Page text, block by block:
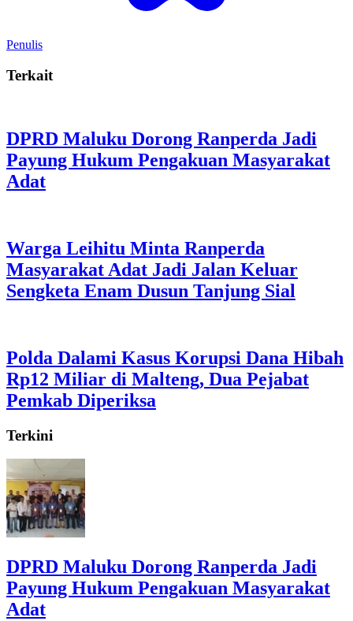
Penulis
Terkait
DPRD Maluku Dorong Ranperda Jadi
Payung Hukum Pengakuan Masyarakat
Adat
Warga Leihitu Minta Ranperda
Masyarakat Adat Jadi Jalan Keluar
Sengketa Enam Dusun Tanjung Sial
Polda Dalami Kasus Korupsi Dana Hibah
Rp12 Miliar di Malteng, Dua Pejabat
Pemkab Diperiksa
Terkini
DPRD Maluku Dorong Ranperda Jadi
Payung Hukum Pengakuan Masyarakat
Adat